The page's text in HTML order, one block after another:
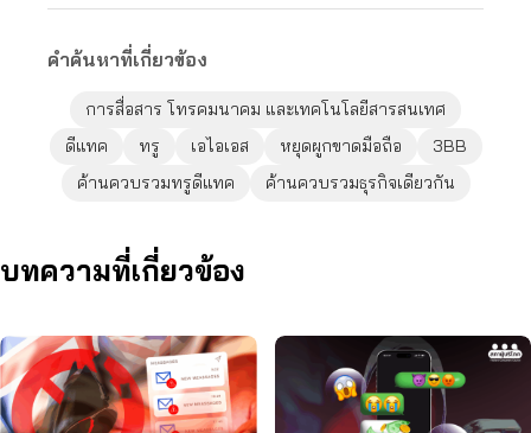
คำค้นหาที่เกี่ยวข้อง
การสื่อสาร โทรคมนาคม และเทคโนโลยีสารสนเทศ
ดีแทค
ทรู เอไอเอส หยุดผูกขาดมือถือ
3BB
ค้านควบรวมทรูดีแทค
ค้านควบรวมธุรกิจเดียวกัน
บทความที่เกี่ยวข้อง